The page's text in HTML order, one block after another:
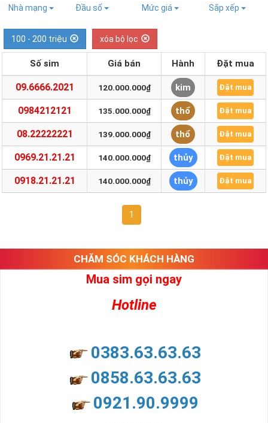
Nhà mạng Đầu số Mức giá Sắp xếp
100 - 200 triệu xóa bộ lọc
Số sim Giá bán Hành Đặt mua
09.6666.2021 120.000.000₫ kim Đặt mua
0984212121 135.000.000₫ thổ Đặt mua
08.22222221 139.000.000₫ thổ Đặt mua
0969.21.21.21 140.000.000₫ thủy Đặt mua
0918.21.21.21 140.000.000₫ thủy Đặt mua
1
CHĂM SÓC KHÁCH HÀNG
Mua sim gọi ngay
Hotline
0383.63.63.63
0858.63.63.63
0921.90.9999